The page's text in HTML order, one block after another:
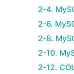
2-4.
2-6.
2-8.
2-10.
2-12.